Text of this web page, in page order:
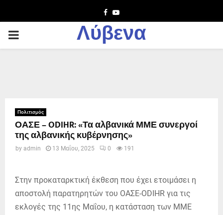
Facebook
Youtube
PRIMARY
Λύβενα
Πολιτισμός
ΟΑΣΕ – ODIHR: «Τα αλβανικά ΜΜΕ συνεργοί
της αλβανικής κυβέρνησης»
by admin 13 Μαΐου, 2025 0 191
Στην προκαταρκτική έκθεση που έχει ετοιμάσει η
αποστολή παρατηρητών του ΟΑΣΕ-ODIHR για τις
εκλογές της 11ης Μαΐου, η κατάσταση των ΜΜΕ